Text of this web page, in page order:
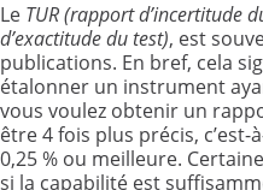
Le TUR (rapport d’incertitude
d’exactitude du test), est
publications. En bref, cela
étalonner un instrument
vous voulez obtenir un
être 4 fois plus précis,
0,25 % ou meilleure.
si la capabilité est